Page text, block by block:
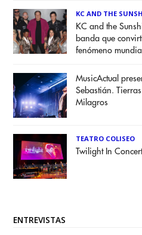
KC AND THE
KC and the
banda que
fenómeno
MusicActual
Sebastián.
Milagros
TEATRO COLISEO
Twilight In
ENTREVISTAS